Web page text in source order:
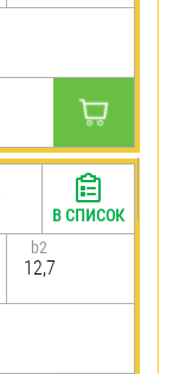
b2
12,7
В СПИСОК